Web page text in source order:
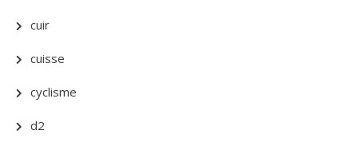
cuir
cuisse
cyclisme
d2